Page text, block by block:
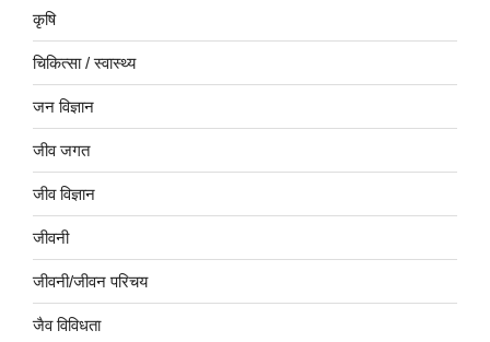
कृषि
चिकित्सा / स्वास्थ्य
जन विज्ञान
जीव जगत
जीव विज्ञान
जीवनी
जीवनी/जीवन परिचय
जैव विविधता